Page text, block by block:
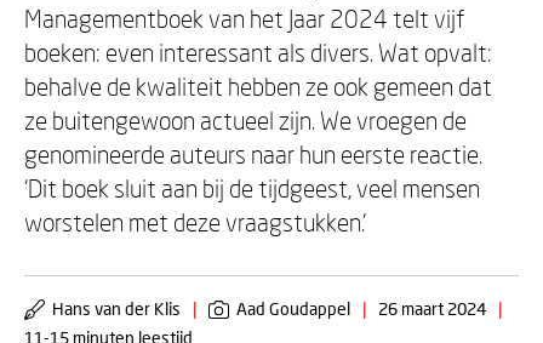
Managementboek van het Jaar 2024 telt vijf
boeken: even interessant als divers. Wat opvalt:
behalve de kwaliteit hebben ze ook gemeen dat
ze buitengewoon actueel zijn. We vroegen de
genomineerde auteurs naar hun eerste reactie.
‘Dit boek sluit aan bij de tijdgeest, veel mensen
worstelen met deze vraagstukken.’
Hans van der Klis | Aad Goudappel | 26 maart 2024
|
11-15 minuten leestijd